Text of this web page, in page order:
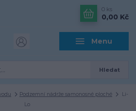
Menu
Hledat
0 ks
0,00 Kč
Podzemní nádrže samonosné ploché
Li-
Lo